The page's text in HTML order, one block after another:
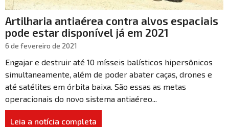
Artilharia antiaérea contra alvos espaciais
pode estar disponível já em 2021
6 de fevereiro de 2021
Engajar e destruir até 10 mísseis balísticos hipersônicos
simultaneamente, além de poder abater caças, drones e
até satélites em órbita baixa. São essas as metas
operacionais do novo sistema antiaéreo...
Leia a notícia completa